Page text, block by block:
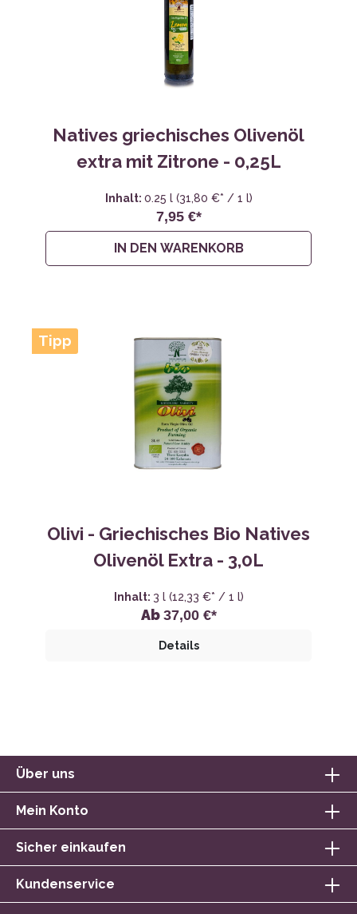
Natives griechisches Olivenöl
extra mit Zitrone - 0,25L
Inhalt: 0.25 l (31,80 €* / 1 l)
7,95 €*
IN DEN WARENKORB
Tipp
Olivi - Griechisches Bio Natives
Olivenöl Extra - 3,0L
Inhalt: 3 l (12,33 €* / 1 l)
Ab 37,00 €*
Details
Über uns
Mein Konto
Sicher einkaufen
Kundenservice